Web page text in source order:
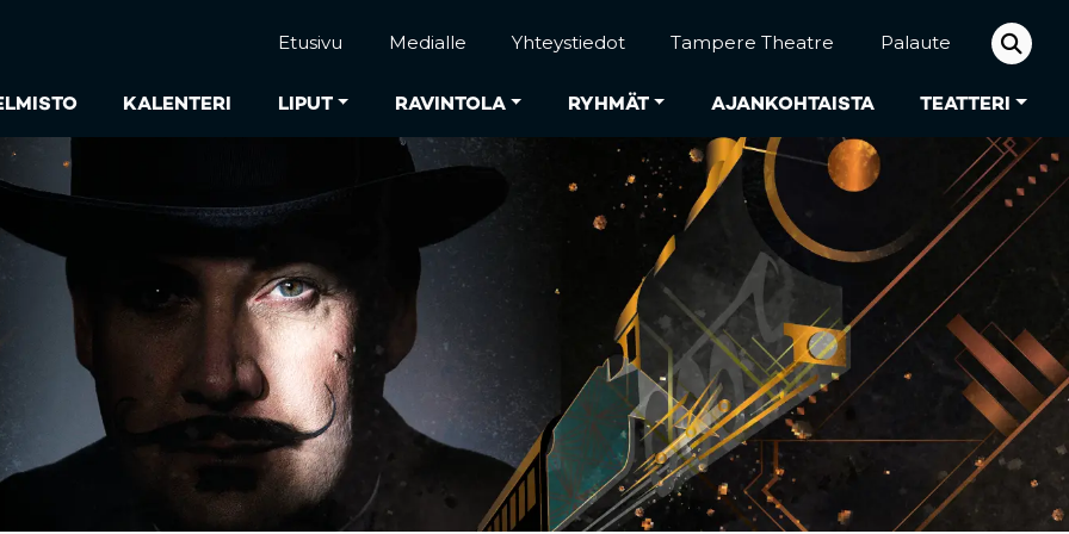
KALENTERI LIPUT RAVINTOLA RYHMÄT AJANKOHTAISTA TEATTERI
Etusivu Medialle Yhteystiedot Tampere Theatre Palaute